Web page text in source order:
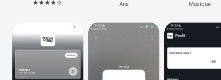
iPhone
Mac
Vision
Watch
Ans Musique